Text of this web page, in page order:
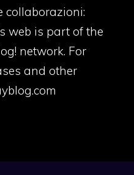
collaborazioni:
web is part of the
network. For
and other